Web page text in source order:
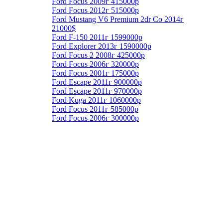
Ford Focus 2012г 515000р
Ford Mustang V6 Premium 2dr Co 2014г
21000$
Ford F-150 2011г 1599000р
Ford Explorer 2013г 1590000р
Ford Focus 2 2008г 425000р
Ford Focus 2006г 320000р
Ford Focus 2001г 175000р
Ford Escape 2011г 900000р
Ford Escape 2011г 970000р
Ford Kuga 2011г 1060000р
Ford Focus 2011г 585000р
Ford Focus 2006г 300000р